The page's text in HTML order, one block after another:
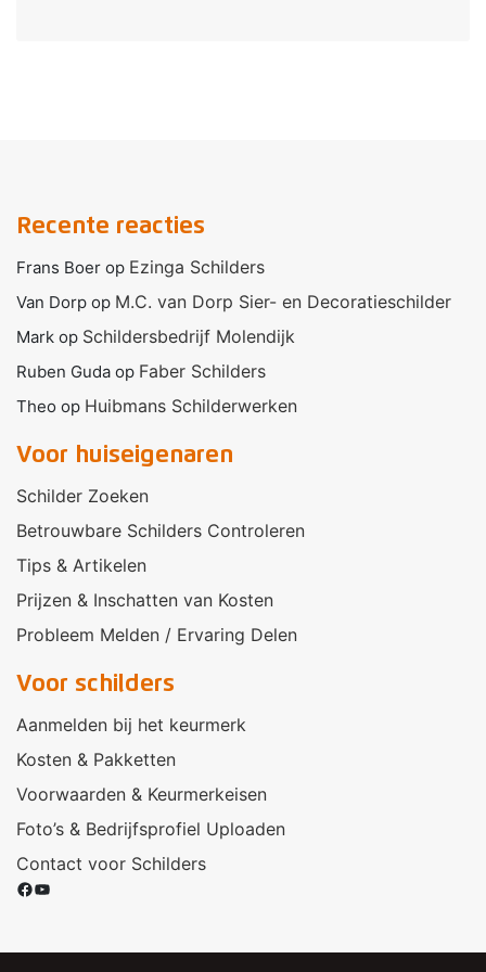
Recente reacties
Frans Boer op Ezinga Schilders
Van Dorp op M.C. van Dorp Sier- en Decoratieschilder
Mark op Schildersbedrijf Molendijk
Ruben Guda op Faber Schilders
Theo op Huibmans Schilderwerken
Voor huiseigenaren
Schilder Zoeken
Betrouwbare Schilders Controleren
Tips & Artikelen
Prijzen & Inschatten van Kosten
Probleem Melden / Ervaring Delen
Voor schilders
Aanmelden bij het keurmerk
Kosten & Pakketten
Voorwaarden & Keurmerkeisen
Foto’s & Bedrijfsprofiel Uploaden
Contact voor Schilders
Facebook
YouTube